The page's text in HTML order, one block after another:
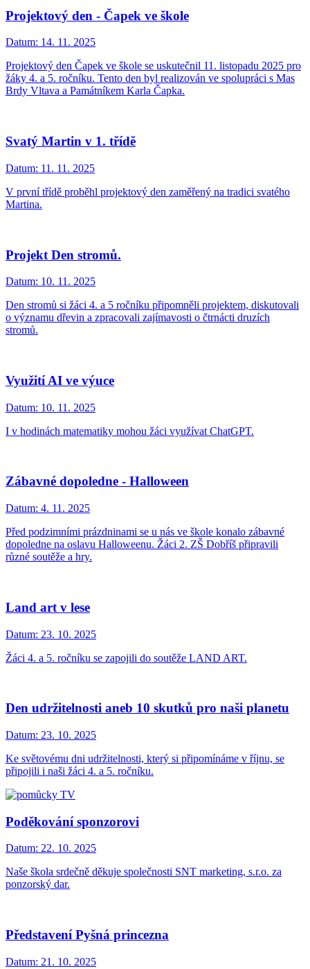
Projektový den - Čapek ve škole
Datum: 14. 11. 2025
Projektový den Čapek ve škole se uskutečnil 11. listopadu 2025 pro
žáky 4. a 5. ročníku. Tento den byl realizován ve spolupráci s Mas
Brdy Vltava a Památníkem Karla Čapka.
Svatý Martin v 1. třídě
Datum: 11. 11. 2025
V první třídě proběhl projektový den zaměřený na tradici svatého
Martina.
Projekt Den stromů.
Datum: 10. 11. 2025
Den stromů si žáci 4. a 5 ročníku připomněli projektem, diskutovali
o významu dřevin a zpracovali zajímavosti o čtrnácti druzích
stromů.
Využití AI ve výuce
Datum: 10. 11. 2025
I v hodinách matematiky mohou žáci využívat ChatGPT.
Zábavné dopoledne - Halloween
Datum: 4. 11. 2025
Před podzimními prázdninami se u nás ve škole konalo zábavné
dopoledne na oslavu Halloweenu. Žáci 2. ZŠ Dobříš připravili
různé soutěže a hry.
Land art v lese
Datum: 23. 10. 2025
Žáci 4. a 5. ročníku se zapojili do soutěže LAND ART.
Den udržitelnosti aneb 10 skutků pro naši planetu
Datum: 23. 10. 2025
Ke světovému dni udržitelnosti, který si připomínáme v říjnu, se
připojili i naši žáci 4. a 5. ročníku.
Poděkování sponzorovi
Datum: 22. 10. 2025
Naše škola srdečně děkuje společnosti SNT marketing, s.r.o. za
ponzorský dar.
Představení Pyšná princezna
Datum: 21. 10. 2025